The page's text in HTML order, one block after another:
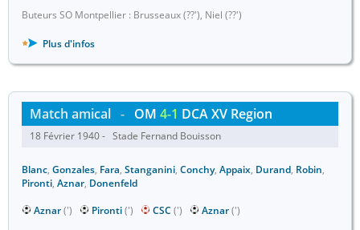
Buteurs SO Montpellier : Brusseaux (??'), Niel (??')
Plus d'infos
Match amical - OM 4-1 DCA XV Region
18 Février 1940 - Stade Fernand Bouisson
Blanc, Gonzales, Fara, Stanganini, Conchy, Appaix, Durand, Robin,
Pironti, Aznar, Donenfeld
Aznar(') Pironti(') CSC (') Aznar(')